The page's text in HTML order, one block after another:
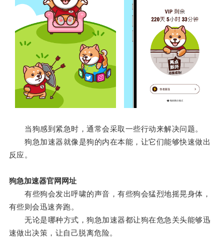
当狗感到紧急时，通常会采取一些行动来解决问题。
狗急加速器就像是狗的内在本能，让它们能够快速做出
反应。
狗急加速器官网网址
有些狗会发出呼啸的声音，有些狗会猛烈地摇晃身体，
有些则会迅速奔跑。
无论是哪种方式，狗急加速器都让狗在危急关头能够迅
速做出决策，让自己脱离危险。